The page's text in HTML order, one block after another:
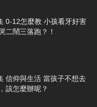
0-12怎麼教 小孩看牙好害
二鬧三落跑？！
信仰與生活 當孩子不想去
該怎麼辦呢？